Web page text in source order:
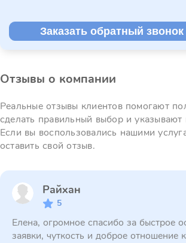
Заказать обратный звонок
Отзывы о компании
Реальные отзывы клиентов помогают
сделать правильный выбор и
Если вы воспользовались нашими
оставить свой отзыв.
Райхан
5
Елена, огромное спасибо за быстрое
заявки, чуткость и доброе отношение